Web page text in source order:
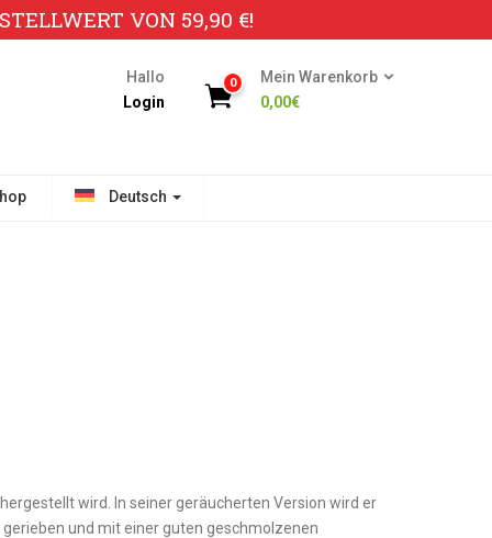
VON 59,90 €!
Hallo
Login
0
Mein Warenkorb
0,00€
Deutsch
wird. In seiner geräucherten Version wird er
und mit einer guten geschmolzenen